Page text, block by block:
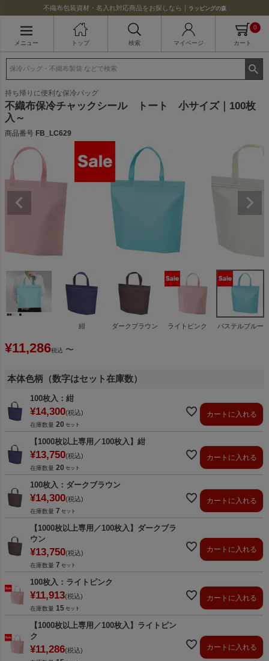
不織布包装資材・名入れ対応商品をお探しなら｜ ラッピングの森
メニュー トップ 検索 マイページ カート
0
持ち帰りに便利な保冷バッグ
不織布保冷チャックシール トート 小サイズ｜100枚
入～
商品番号 FB_LC629
紺 ダークブラウン ライトピンク パステルブルー
¥11,286税込 〜
本体色柄（数字はセット在庫数）
100枚入：紺
¥14,300 税込
在庫数量 20
カートに入れる
【1000枚以上専用／100枚入】紺
¥13,750 税込
在庫数量 20
カートに入れる
100枚入：ダークブラウン
¥14,300 税込
在庫数量 7
カートに入れる
【1000枚以上専用／100枚入】ダークブラ
ウン
¥13,750 税込
在庫数量 7
カートに入れる
100枚入：ライトピンク
¥11,913 税込
在庫数量 15
カートに入れる
【1000枚以上専用／100枚入】ライトピン
ク
¥11,286 税込 カートに入れる